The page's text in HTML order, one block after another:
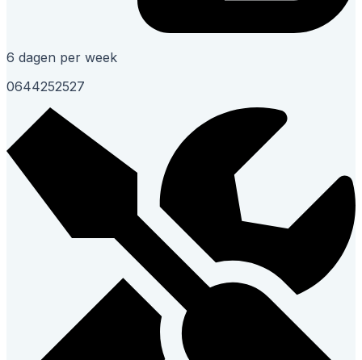
6 dagen per week
0644252527